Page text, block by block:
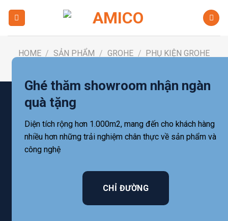
HOME / SẢN PHẨM / GROHE / PHỤ KIỆN GROHE
Ghé thăm showroom nhận ngàn
quà tặng
Diện tích rộng hơn 1.000m2, mang đến cho khách hàng
nhiều hơn những trải nghiệm chân thực về sản phẩm và
công nghệ
CHỈ ĐƯỜNG